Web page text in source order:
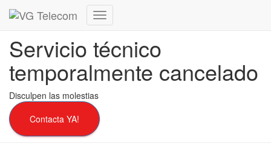
Cambiar
de
navegación
Servicio técnico
temporalmente cancelado
Disculpen las molestias
Contacta YA!